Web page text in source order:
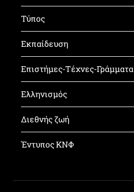
Τύπος
Εκπαίδευση
Επιστήμες-Τέχνες-Γράμματα
Ελληνισμός
Διεθνής ζωή
Έντυπος ΚΝΦ